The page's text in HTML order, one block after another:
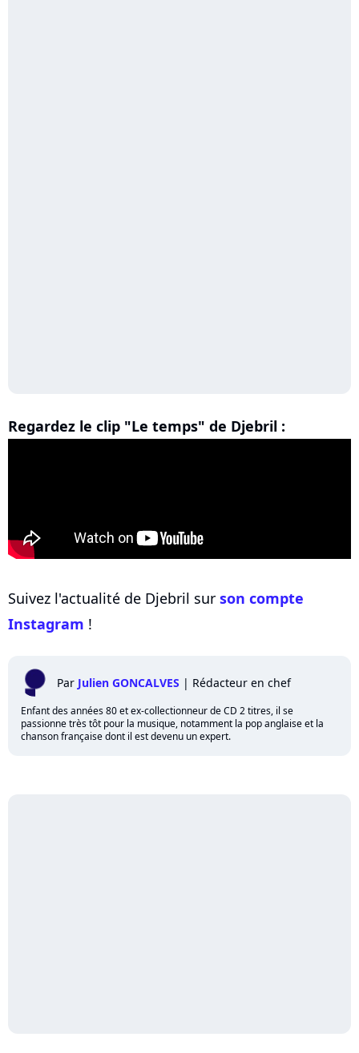
Regardez le clip "Le temps" de Djebril :
Suivez l'actualité de Djebril sur son compte
Instagram !
Par Julien GONCALVES | Rédacteur en chef
Enfant des années 80 et ex-collectionneur de CD 2 titres, il se
passionne très tôt pour la musique, notamment la pop anglaise et la
chanson française dont il est devenu un expert.